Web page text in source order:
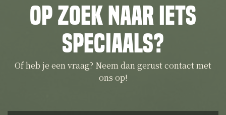
Op zoek naar iets
speciaals?
Of heb je een vraag? Neem dan gerust contact met
ons op!